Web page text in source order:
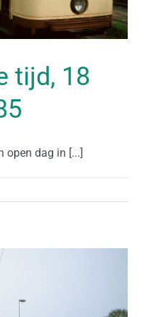
tijd, 18
open dag in [...]